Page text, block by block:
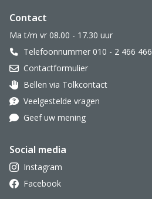
Website footer
Contact
Ma t/m vr 08.00 - 17.30 uur
Telefoonnummer 010 - 2 466 466
Contactformulier
Oor met hoortoestel
Bellen via Tolkcontact
Veelgestelde vragen
Geef uw mening
Social media
Instagram
Facebook